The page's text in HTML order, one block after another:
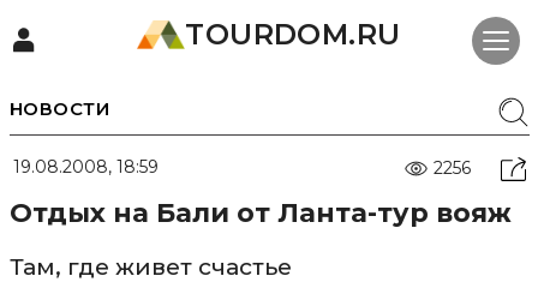
TOURDOM.RU
НОВОСТИ
19.08.2008, 18:59 2256
Отдых на Бали от Ланта-тур вояж
Там, где живет счастье